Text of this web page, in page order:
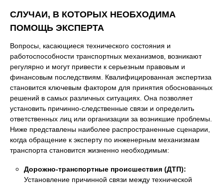
СЛУЧАИ, В КОТОРЫХ НЕОБХОДИМА
ПОМОЩЬ ЭКСПЕРТА
Вопросы, касающиеся технического состояния и
работоспособности транспортных механизмов, возникают
регулярно и могут привести к серьезным правовым и
финансовым последствиям. Квалифицированная экспертиза
становится ключевым фактором для принятия обоснованных
решений в самых различных ситуациях. Она позволяет
установить причинно-следственные связи и определить
ответственных лиц или организации за возникшие проблемы.
Ниже представлены наиболее распространенные сценарии,
когда обращение к эксперту по инженерным механизмам
транспорта становится жизненно необходимым:
Дорожно-транспортные происшествия (ДТП):
Установление причинной связи между технической